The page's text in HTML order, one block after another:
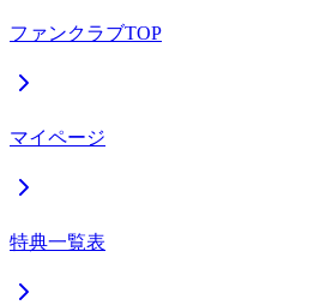
ファンクラブTOP
マイページ
特典一覧表